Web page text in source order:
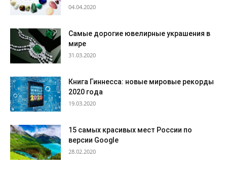
04.04.2020
Самые дорогие ювелирные украшения в
мире
31.03.2020
Книга Гиннесса: новые мировые рекорды
2020 года
19.03.2020
15 самых красивых мест России по
версии Google
28.02.2020